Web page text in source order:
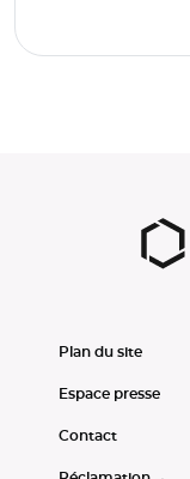
Plan du site
Espace presse
Contact